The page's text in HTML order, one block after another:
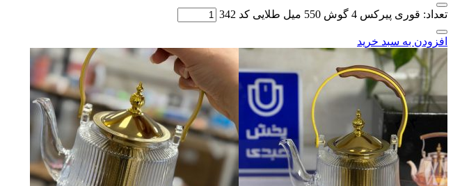
تعداد: قوری پیرکس 4 گوش 550 میل طلایی کد 342
افزودن به سبد خرید